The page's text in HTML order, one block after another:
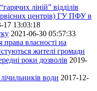
ліній” відділів
центрів) ГУ ПФУ в
17 13:03:18
2021-06-30 05:57:33
власності на
жителі громади
роки дозволів 2019-
води 2017-12-